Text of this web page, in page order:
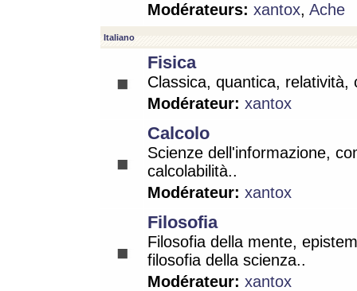
Modérateurs: xantox, Ache
Italiano
Fisica
Classica, quantica, relatività,
Modérateur: xantox
Calcolo
Scienze dell'informazione,
calcolabilità..
Modérateur: xantox
Filosofia
Filosofia della mente,
filosofia della scienza..
Modérateur: xantox